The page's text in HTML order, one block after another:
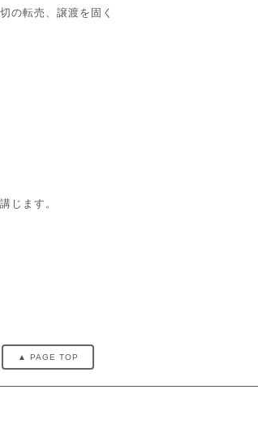
の転売、譲渡を固く
じます。
▲ PAGE TOP